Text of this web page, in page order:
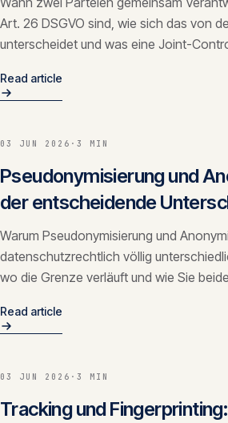
Art. 26 DSGVO sind, wie sich das von
unterscheidet und was eine Joint-
Read article
03 JUN 2026 · 3 MIN
Pseudonymisierung und
der entscheidende
Warum Pseudonymisierung und
datenschutzrechtlich völlig
wo die Grenze verläuft und wie Sie
Read article
03 JUN 2026 · 3 MIN
Tracking und